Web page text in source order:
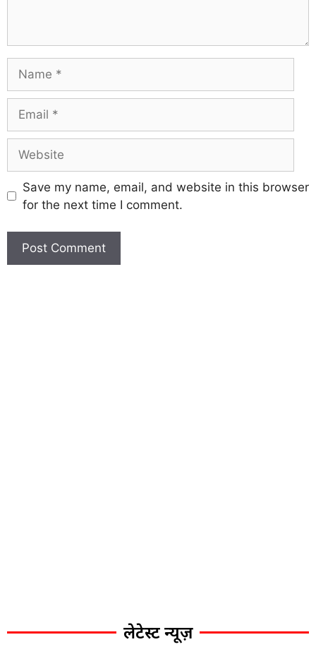
लेटेस्ट न्यूज़
Save my name, email, and website in this browser
for the next time I comment.